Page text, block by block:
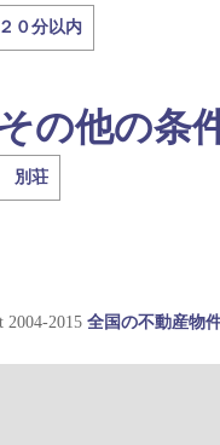
２０分以内
の他の条
別荘
2004-2015 全国の不動産物